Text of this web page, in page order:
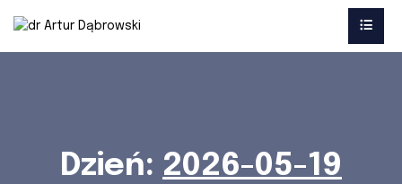
Dzień: 2026-05-19